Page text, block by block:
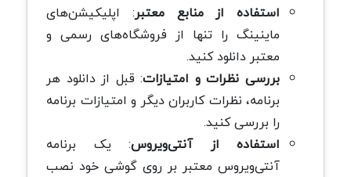
استفاده از منابع معتبر: اپلیکیشن‌های
ماینینگ را تنها از فروشگاه‌های رسمی و
معتبر دانلود کنید.
بررسی نظرات و امتیازات: قبل از دانلود هر
برنامه، نظرات کاربران دیگر و امتیازات برنامه
را بررسی کنید.
استفاده از آنتی‌ویروس: یک برنامه
آنتی‌ویروس معتبر بر روی گوشی خود نصب